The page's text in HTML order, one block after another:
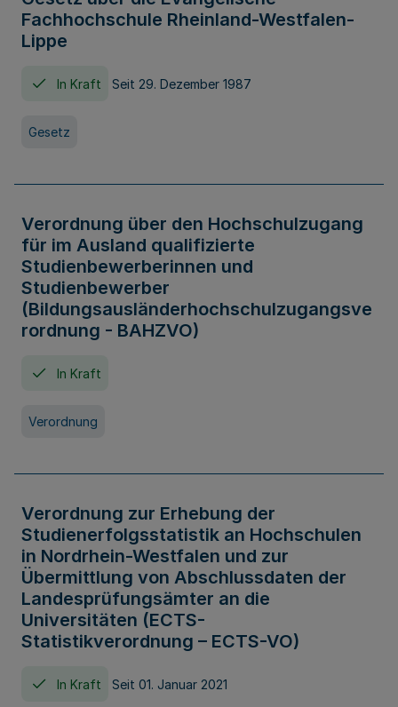
Fachhochschule Rheinland-Westfalen-
Lippe
In Kraft Seit 29. Dezember 1987
Gesetz
Verordnung über den Hochschulzugang
für im Ausland qualifizierte
Studienbewerberinnen und
Studienbewerber
(Bildungsausländerhochschulzugangsve
rordnung - BAHZVO)
In Kraft
Verordnung
Verordnung zur Erhebung der
Studienerfolgsstatistik an Hochschulen
in Nordrhein-Westfalen und zur
Übermittlung von Abschlussdaten der
Landesprüfungsämter an die
Universitäten (ECTS-
Statistikverordnung – ECTS-VO)
In Kraft Seit 01. Januar 2021